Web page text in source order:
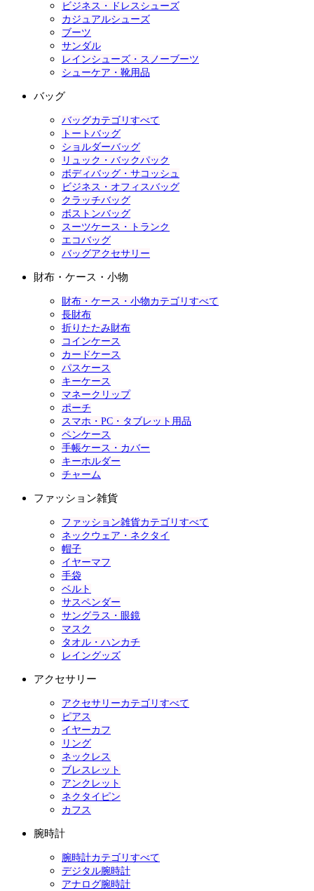
ビジネス・ドレスシューズ
カジュアルシューズ
ブーツ
サンダル
レインシューズ・スノーブーツ
シューケア・靴用品
バッグ
バッグカテゴリすべて
トートバッグ
ショルダーバッグ
リュック・バックパック
ボディバッグ・サコッシュ
ビジネス・オフィスバッグ
クラッチバッグ
ボストンバッグ
スーツケース・トランク
エコバッグ
バッグアクセサリー
財布・ケース・小物
財布・ケース・小物カテゴリすべて
長財布
折りたたみ財布
コインケース
カードケース
パスケース
キーケース
マネークリップ
ポーチ
スマホ・PC・タブレット用品
ペンケース
手帳ケース・カバー
キーホルダー
チャーム
ファッション雑貨
ファッション雑貨カテゴリすべて
ネックウェア・ネクタイ
帽子
イヤーマフ
手袋
ベルト
サスペンダー
サングラス・眼鏡
マスク
タオル・ハンカチ
レイングッズ
アクセサリー
アクセサリーカテゴリすべて
ピアス
イヤーカフ
リング
ネックレス
ブレスレット
アンクレット
ネクタイピン
カフス
腕時計
腕時計カテゴリすべて
デジタル腕時計
アナログ腕時計